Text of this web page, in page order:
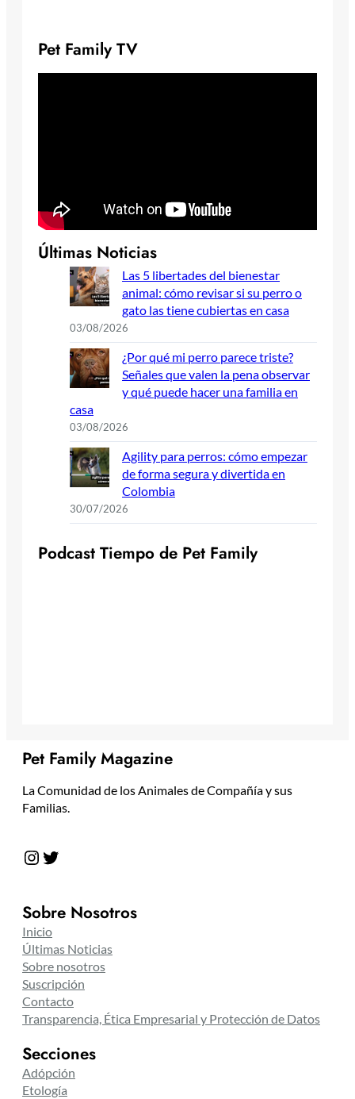
Pet Family TV
Últimas Noticias
Las 5 libertades del bienestar
animal: cómo revisar si su perro o
gato las tiene cubiertas en casa
03/08/2026
¿Por qué mi perro parece triste?
Señales que valen la pena observar
y qué puede hacer una familia en
casa
03/08/2026
Agility para perros: cómo empezar
de forma segura y divertida en
Colombia
30/07/2026
Podcast Tiempo de Pet Family
Pet Family Magazine
La Comunidad de los Animales de Compañía y sus
Familias.
Instagram Twitter
Sobre Nosotros
Inicio
Últimas Noticias
Sobre nosotros
Suscripción
Contacto
Transparencia, Ética Empresarial y Protección de Datos
Secciones
Adópción
Etología